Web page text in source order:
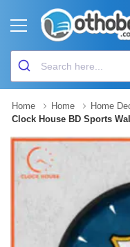
Home Home Home
Clock House BD Sports